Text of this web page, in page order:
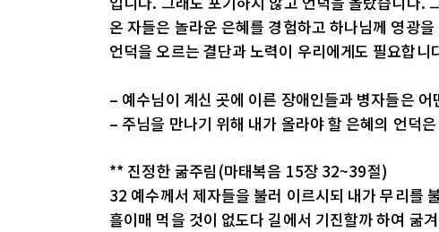
온 자들은 놀라운 은혜를 경험하고 하나님께 영광
언덕을 오르는 결단과 노력이 우리에게도 필요합니
– 예수님이 계신 곳에 이른 장애인들과 병자들은
– 주님을 만나기 위해 내가 올라야 할 은혜의 언덕
** 진정한 굶주림(마태복음 15장 32~39절)
32 예수께서 제자들을 불러 이르시되 내가 무리를
흘이매 먹을 것이 없도다 길에서 기진할까 하여 굶